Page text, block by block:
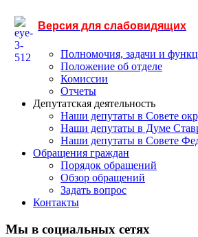
Версия для слабовидящих
Полномочия, задачи и
Положение об отделе
Комиссии
Отчеты
Депутатская деятельность
Наши депутаты в Совете
Наши депутаты в Думе
Наши депутаты в Совете
Обращения граждан
Порядок обращений
Обзор обращений
Задать вопрос
Контакты
Мы в социальных сетях